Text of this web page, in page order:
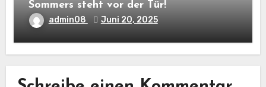
Sommers steht vor der Tür!
admin08 Juni 20, 2025